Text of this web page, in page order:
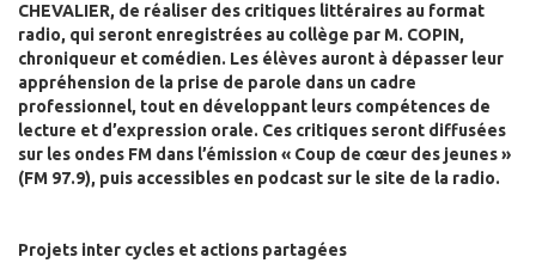
CHEVALIER, de réaliser des critiques littéraires au format
radio, qui seront enregistrées au collège par M. COPIN,
chroniqueur et comédien. Les élèves auront à dépasser leur
appréhension de la prise de parole dans un cadre
professionnel, tout en développant leurs compétences de
lecture et d’expression orale. Ces critiques seront diffusées
sur les ondes FM dans l’émission « Coup de cœur des jeunes »
(FM 97.9), puis accessibles en podcast sur le site de la radio.
Projets inter cycles et actions partagées